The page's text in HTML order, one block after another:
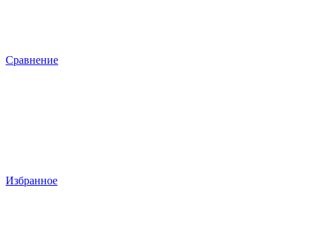
Сравнение
Избранное